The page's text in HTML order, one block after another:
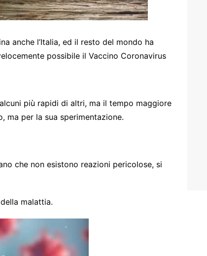
anche l’Italia, ed il resto del mondo ha
possibile il Vaccino Coronavirus
più rapidi di altri, ma il tempo maggiore
ma per la sua sperimentazione.
che non esistono reazioni pericolose, si
malattia.